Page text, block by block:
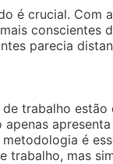
é crucial. Com
conscientes
parecia
trabalho
é
trabalho, mas